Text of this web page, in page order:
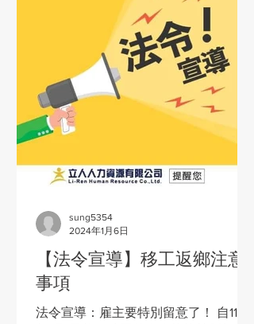
【法令宣導】移工返鄉注意
事項
法令宣導：雇主要特別留意了！ 自113
sung5354
2024年1月6日